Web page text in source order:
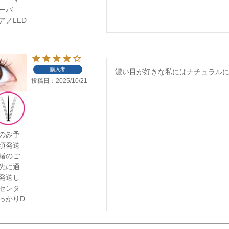
バ
ノLED
み予
発送
のご
に通
送し
ンタ
かりD
購入者
投稿日 2025/10/21
濃い目が好きな私にはナチュラル